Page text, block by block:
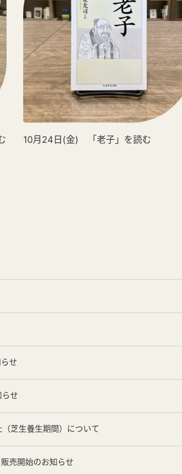
10月24日(金) 「老子」を読む
せ
せ
（芝生養生期間）について
売開始のお知らせ